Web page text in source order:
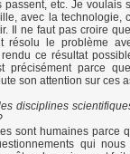
etc. Je
avec la
Il ne faut pas croire
résolu le problème
ce résultat
précisément parce
son attention sur ces
disciplines
sont humaines
qui